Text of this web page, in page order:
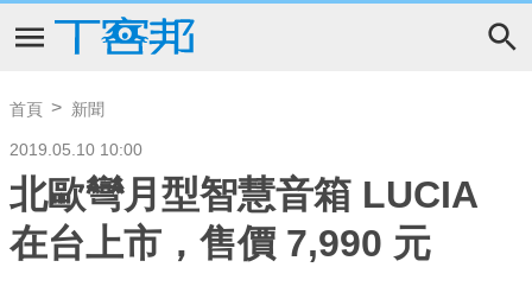
首頁 新聞
2019.05.10 10:00
北歐彎月型智慧音箱 LUCIA
在台上市，售價 7,990 元